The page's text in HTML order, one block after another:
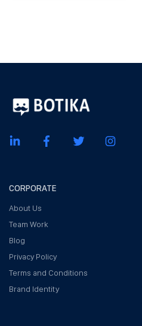
CORPORATE
About Us
Team Work
Blog
Privacy Policy
Terms and Conditions
Brand Identity